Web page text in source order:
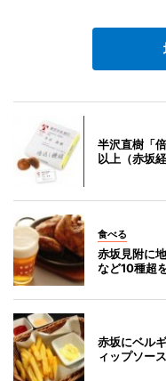
半沢直樹「
以上（赤坂
食べる
赤坂見附に
など10種超
赤坂にベル
ィップソー